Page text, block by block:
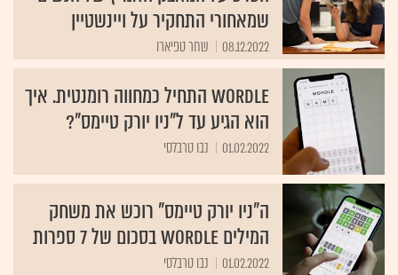
שמאחורי התחקיר על ויינשטיין
08.12.2022 שחר טפיארו
Wordle התחיל כמחווה רומנטית. איך
הוא הגיע עד ל"ניו יורק טיימס"?
01.02.2022 נבו טרבלסי
ה"ניו יורק טיימס" רוכש את משחק
המילים Wordle בסכום של 7 ספרות
01.02.2022 נבו טרבלסי